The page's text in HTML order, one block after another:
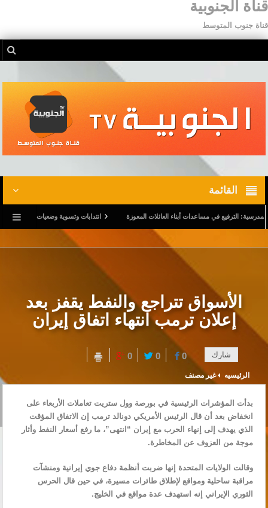
قناة الجنوبية
قناة جنوب المتوسط
القائمة
في مساعدات أبناء العائلات المعوزة انتدابات وتسوية وضعيات.. وترفيع في أجور
الأسواق تتراجع والنفط يقفز بعد
إعلان ترمب انتهاء اتفاق إيران
شارك 0
0
0
الرئيسيه غير مصنف
بدأت ⁠⁠⁠⁠المؤشرات ⁠⁠⁠⁠الرئيسية في بورصة وول ستريت تعاملات الأربعاء ⁠⁠⁠⁠على
انخفاض بعد أن قال ⁠⁠⁠⁠الرئيس الأمريكي دونالد ترمب إن الاتفاق المؤقت
الذي يهدف إلى إنهاء ‌‌‌‌الحرب مع إيران “انتهى”، ما رفع أسعار النفط وأثار
موجة من العزوف عن المخاطرة.
وقالت الولايات المتحدة إنها ضربت أنظمة دفاع جوي إيرانية ومنشآت
مراقبة ساحلية ومواقع لإطلاق طائرات مسيرة، في حين قال الحرس
الثوري ‌‌‌‌الإيراني إنه استهدف عدة مواقع في الخليج.